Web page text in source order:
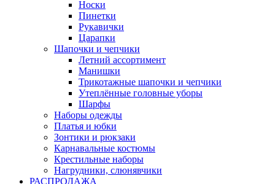
Носки
Пинетки
Рукавички
Царапки
Шапочки и чепчики
Летний ассортимент
Манишки
Трикотажные шапочки и чепчики
Утеплённые головные уборы
Шарфы
Наборы одежды
Платья и юбки
Зонтики и рюкзаки
Карнавальные костюмы
Крестильные наборы
Нагрудники, слюнявчики
РАСПРОДАЖА